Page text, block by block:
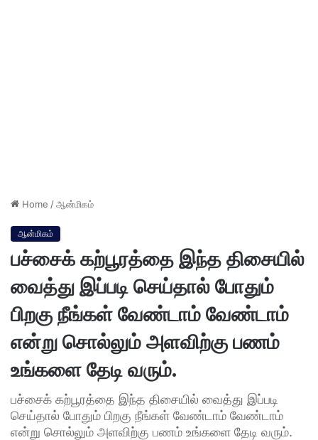
Home /ஆன்மிகம்
ஆன்மிகம்
பச்சைக் கற்பூரத்தை இந்த திசையில்
வைத்து இப்படி செய்தால் போதும்
பிறகு நீங்கள் வேண்டாம் வேண்டாம்
என்று சொல்லும் அளவிற்கு பணம்
உங்களை தேடி வரும்.
பச்சைக் கற்பூரத்தை இந்த திசையில் வைத்து இப்படி
செய்தால் போதும் பிறகு நீங்கள் வேண்டாம் வேண்டாம்
என்று சொல்லும் அளவிற்கு பணம் உங்களை தேடி வரும்.